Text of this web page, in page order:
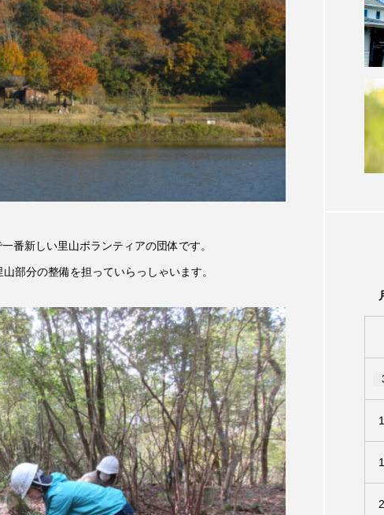
MOCOコレクション オムニバス Playground/校庭
ROKKO森の音ミュージアム Rooting Aroma SAKDAC HARMO
のつながるラジオ SDGs・タイプスマート農業推進プロジェクト関
Singing with a smile snowwhite SPOTTED PRODUCTIONS/
Door We Live In Time
⻑尾謙杜 「THE オリバーな犬、（Gosh!!）このヤロウMOVIE」
い僕は』 あいはらひろゆき
サート あっぷっぷのぷ～
おいしいおのまとぺ おいしいぱんぱんでんしゃ おいしい絵本
の約束 おもいおいも おーい、応為
堂 がんを知り、がんを考える きてみで東北
けやき台中学校 けやき台小学校 こうべさんだ伝統文化
こうべさんだ能・狂言・講談子ども教室 こぐまのいばしょ
つくる『夏のこども美術館』 こばえちゃ東北 こーろ・るみ
番新しい里山ボランティアの団体です。
部分の整備を担っていらっしゃいます。